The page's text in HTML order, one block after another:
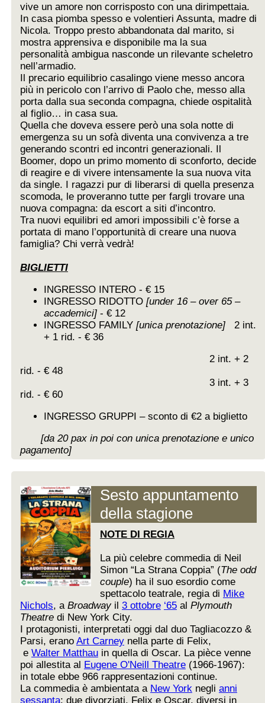
vive un amore non corrisposto con una dirimpettaia.
In casa piomba spesso e volentieri Assunta, madre di
Nicola. Troppo presto abbandonata dal marito, si
mostra apprensiva e disponibile ma la sua
personalità ambigua nasconde un rilevante scheletro
nell’armadio.
Il precario equilibrio casalingo viene messo ancora
più in pericolo con l’arrivo di Paolo che, messo alla
porta dalla sua seconda compagna, chiede ospitalità
al figlio… in casa sua.
Quella che doveva essere però una sola notte di
emergenza su un sofà diventa una convivenza a tre
generando scontri ed incontri generazionali. Il
Boomer, dopo un primo momento di sconforto, decide
di reagire e di vivere intensamente la sua nuova vita
da single. I ragazzi pur di liberarsi di quella presenza
scomoda, le proveranno tutte per fargli trovare una
nuova compagna: da escort a siti d’incontro.
Tra nuovi equilibri ed amori impossibili c’è forse a
portata di mano l’opportunità di creare una nuova
famiglia? Chi verrà vedrà!
BIGLIETTI
INGRESSO INTERO - € 15
INGRESSO RIDOTTO [under 16 – over 65 –
accademici]- € 12
INGRESSO FAMILY [unica prenotazione]
2 int.
+ 1 rid. - € 36
2 int. + 2
rid. - € 48
3 int. + 3
rid. - € 60
INGRESSO GRUPPI – sconto di €2 a biglietto
[da 20 pax in poi con unica prenotazione e unico
pagamento]
Sesto appuntamento
della stagione
NOTE DI REGIA
La più celebre commedia di Neil
Simon “La Strana Coppia” (The odd
couple) ha il suo esordio come
spettacolo teatrale, regia di Mike
Nichols, a Broadwayil 3 ottobre ‘65al Plymouth
Theatredi New York City.
I protagonisti, interpretati oggi dal duo Tagliacozzo &
Parsi, erano Art Carneynella parte di Felix,
e Walter Matthauin quella di Oscar. La pièce venne
poi allestita al Eugene O'Neill Theatre(1966-1967):
in totale ebbe 966 rappresentazioni continue.
La commedia è ambientata a New York negli anni
sessanta: due divorziati, Felix e Oscar, diversi in